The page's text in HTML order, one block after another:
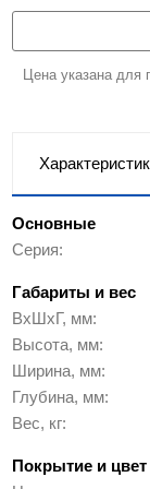
Цена указана для
Основные
Серия
Габариты и вес
ВхШхГ, мм
Высота, мм
Ширина, мм
Глубина, мм
Вес, кг
Покрытие и цвет